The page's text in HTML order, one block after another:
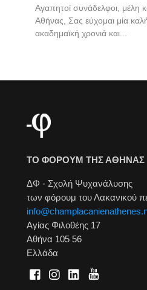
Αγαπητοί συνάδελφοι, μέλη
Αθήνας, Σας εύχομαι μία
ακαδημαϊκή χρονιά και...
ΤΟ ΦΟΡΟΥΜ ΤΗΣ ΑΘΗΝΑΣ
ΔΦ - Σχολή Ψυχανάλυσης
των φόρουμ του Λακανικού
Αγίας Φιλοθέης 17
Αθήνα 105 56
Ελλάδα